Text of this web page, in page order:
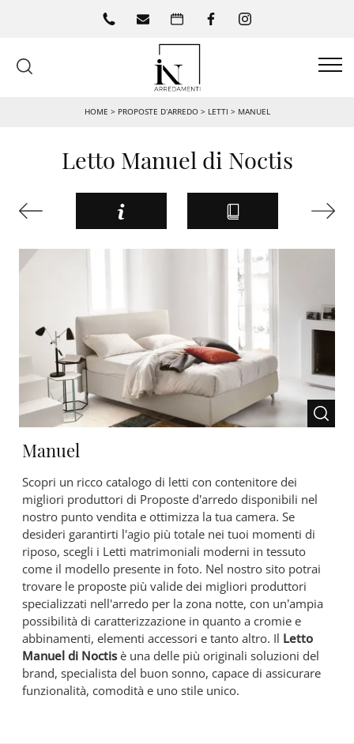
HOME > PROPOSTE D’ARREDO> LETTI > MANUEL
Letto Manuel di Noctis
Manuel
Scopri un ricco catalogo di letti con contenitore dei
migliori produttori di Proposte d’arredo disponibili nel
nostro punto vendita e ottimizza la tua camera. Se
desideri garantirti l'agio più totale nei tuoi momenti di
riposo, scegli i Letti matrimoniali moderni in tessuto
come il modello presente in foto. Nel nostro sito potrai
trovare le proposte più valide dei migliori produttori
specializzati nell'arredo per la zona notte, con un’ampia
possibilità di caratterizzazione in quanto a cromie e
abbinamenti, elementi accessori e tanto altro. Il Letto
Manuel di Noctisè una delle più originali soluzioni del
brand, specialista del buon sonno, capace di assicurare
funzionalità, comodità e uno stile unico.